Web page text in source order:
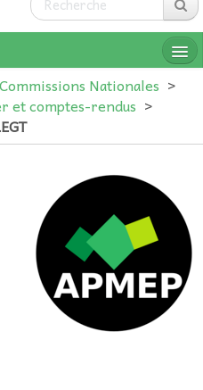
Nationales >
et comptes-rendus >